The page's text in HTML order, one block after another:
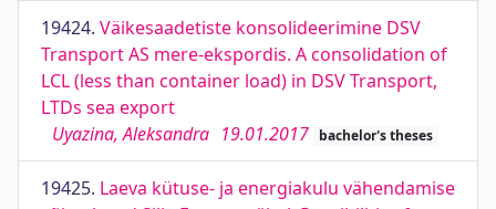
19424. Väikesaadetiste konsolideerimine DSV
Transport AS mere-ekspordis. A consolidation of
LCL (less than container load) in DSV Transport,
LTDs sea export
Uyazina, Aleksandra 19.01.2017 bachelor's theses
19425. Laeva kütuse- ja energiakulu vähendamise